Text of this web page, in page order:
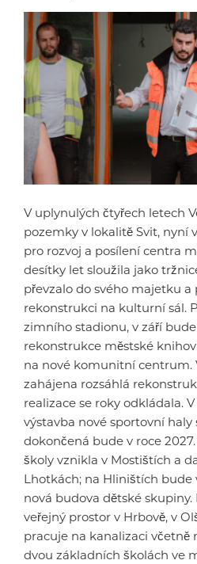
V uplynulých čtyřech letech
pozemky v lokalitě Svit, nyní
pro rozvoj a posílení centra
desítky let sloužila jako
převzalo do svého majetku a
rekonstrukci na kulturní sál.
zimního stadionu, v září
rekonstrukce městské
na nové komunitní centrum.
zahájena rozsáhlá
realizace se roky odkládala.
výstavba nové sportovní haly
dokončená bude v roce
školy vznikla v Mostištích a
Lhotkách; na Hliništích bude
nová budova dětské
veřejný prostor v Hrbově, v
pracuje na kanalizaci včetně
dvou základních školách ve